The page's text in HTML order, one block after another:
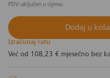
PDV uključen u cijenu.
Dodaj u
Izračunaj ratu
Već od 108,23 € mjesečno bez